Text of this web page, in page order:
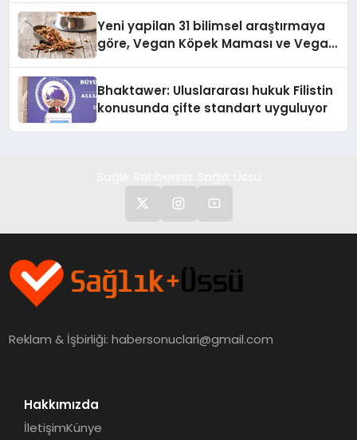
Yeni yapilan 31 bilimsel araştırmaya
göre, Vegan Köpek Maması ve Vegan
Bhaktawer: Uluslararası hukuk Filistin
konusunda çifte standart uyguluyor
Reklam & İşbirliği:habersonuclari@gmail.com
Hakkımızda
İletişimKünye